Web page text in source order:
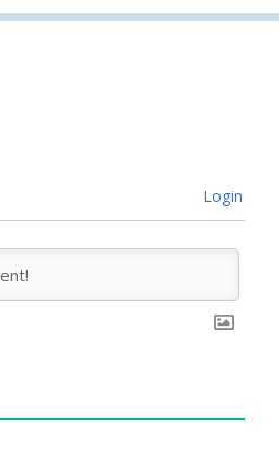
Login